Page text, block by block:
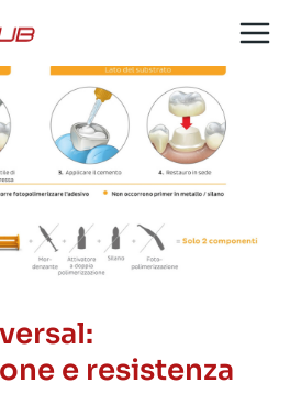
e resistenza